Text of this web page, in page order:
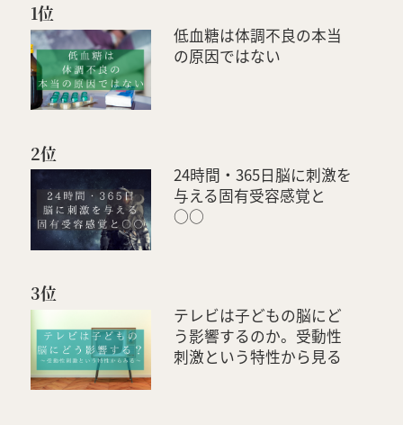
1位
低血糖は体調不良の本当
の原因ではない
2位
24時間・365日脳に刺激を
与える固有受容感覚と
○○
3位
テレビは子どもの脳にど
う影響するのか。受動性
刺激という特性から見る